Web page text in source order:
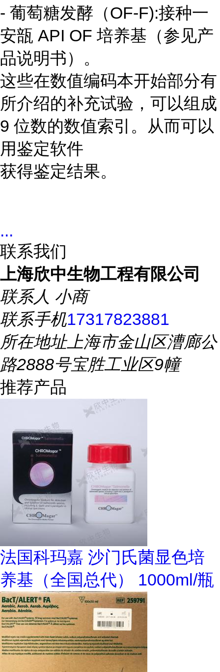
- 葡萄糖发酵（OF-F):接种一
安瓿 API OF 培养基（参见产
品说明书）。
这些在数值编码本开始部分有
所介绍的补充试验，可以组成
9 位数的数值索引。从而可以
用鉴定软件
获得鉴定结果。
...
联系我们
上海欣中生物工程有限公司
联系人 小商
联系手机17317823881
所在地址上海市金山区漕廊公
路2888号宝胜工业区9幢
推荐产品
法国科玛嘉 沙门氏菌显色培
养基（全国总代） 1000ml/瓶